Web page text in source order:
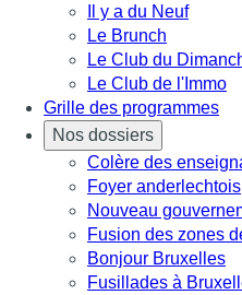
Il y a du Neuf
Le Brunch
Le Club du
Le Club de l'Immo
Grille des programmes
Nos dossiers
Colère des
Foyer anderlechtois
Nouveau
Fusion des zones
Bonjour Bruxelles
Fusillades à